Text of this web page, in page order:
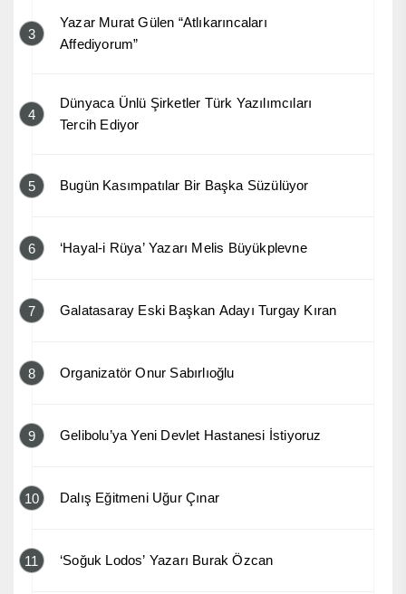
3
Yazar Murat Gülen “Atlıkarıncaları
Affediyorum”
4
Dünyaca Ünlü Şirketler Türk Yazılımcıları
Tercih Ediyor
5 Bugün Kasımpatılar Bir Başka Süzülüyor
6 ‘Hayal-i Rüya’ Yazarı Melis Büyükplevne
7 Galatasaray Eski Başkan Adayı Turgay Kıran
8 Organizatör Onur Sabırlıoğlu
9 Gelibolu’ya Yeni Devlet Hastanesi İstiyoruz
10 Dalış Eğitmeni Uğur Çınar
11 ‘Soğuk Lodos’ Yazarı Burak Özcan